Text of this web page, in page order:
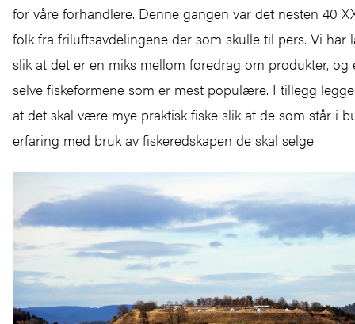
for våre forhandlere. Denne gangen var det nesten 40
folk fra friluftsavdelingene der som skulle til pers. Vi har
slik at det er en miks mellom foredrag om produkter,
selve fiskeformene som er mest populære. I tillegg
at det skal være mye praktisk fiske slik at de som står i
erfaring med bruk av fiskeredskapen de skal selge.